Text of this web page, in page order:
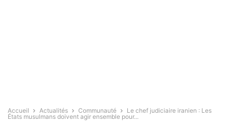
Accueil Actualités Communauté
Le chef judiciaire iranien : Les
États musulmans doivent agir ensemble pour...